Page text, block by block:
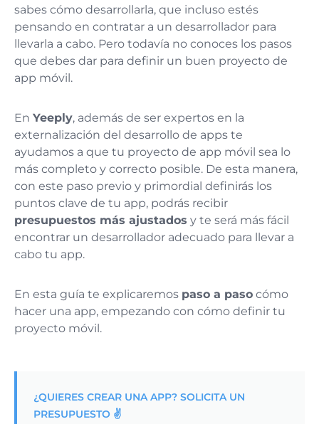
sabes cómo desarrollarla, que incluso estés
pensando en contratar a un desarrollador para
llevarla a cabo. Pero todavía no conoces los pasos
que debes dar para definir un buen proyecto de
app móvil.
En Yeeply, además de ser expertos en la
externalización del desarrollo de apps te
ayudamos a que tu proyecto de app móvil sea lo
más completo y correcto posible. De esta manera,
con este paso previo y primordial definirás los
puntos clave de tu app, podrás recibir
presupuestos más ajustados y te será más fácil
encontrar un desarrollador adecuado para llevar a
cabo tu app.
En esta guía te explicaremos paso a paso cómo
hacer una app, empezando con cómo definir tu
proyecto móvil.
¿QUIERES CREAR UNA APP? SOLICITA UN
PRESUPUESTO ✌️